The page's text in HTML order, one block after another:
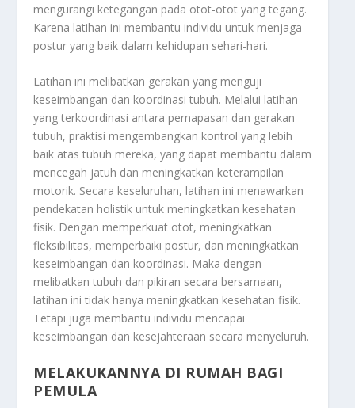
mengurangi ketegangan pada otot-otot yang tegang.
Karena latihan ini membantu individu untuk menjaga
postur yang baik dalam kehidupan sehari-hari.
Latihan ini melibatkan gerakan yang menguji
keseimbangan dan koordinasi tubuh. Melalui latihan
yang terkoordinasi antara pernapasan dan gerakan
tubuh, praktisi mengembangkan kontrol yang lebih
baik atas tubuh mereka, yang dapat membantu dalam
mencegah jatuh dan meningkatkan keterampilan
motorik. Secara keseluruhan, latihan ini menawarkan
pendekatan holistik untuk meningkatkan kesehatan
fisik. Dengan memperkuat otot, meningkatkan
fleksibilitas, memperbaiki postur, dan meningkatkan
keseimbangan dan koordinasi. Maka dengan
melibatkan tubuh dan pikiran secara bersamaan,
latihan ini tidak hanya meningkatkan kesehatan fisik.
Tetapi juga membantu individu mencapai
keseimbangan dan kesejahteraan secara menyeluruh.
MELAKUKANNYA DI RUMAH BAGI
PEMULA